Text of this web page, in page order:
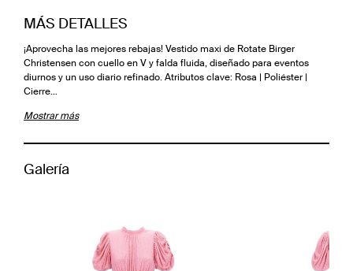
MÁS DETALLES
¡Aprovecha las mejores rebajas! Vestido maxi de Rotate Birger
Christensen con cuello en V y falda fluida, diseñado para eventos
diurnos y un uso diario refinado. Atributos clave: Rosa | Poliéster |
Cierre…
Mostrar más
Galería